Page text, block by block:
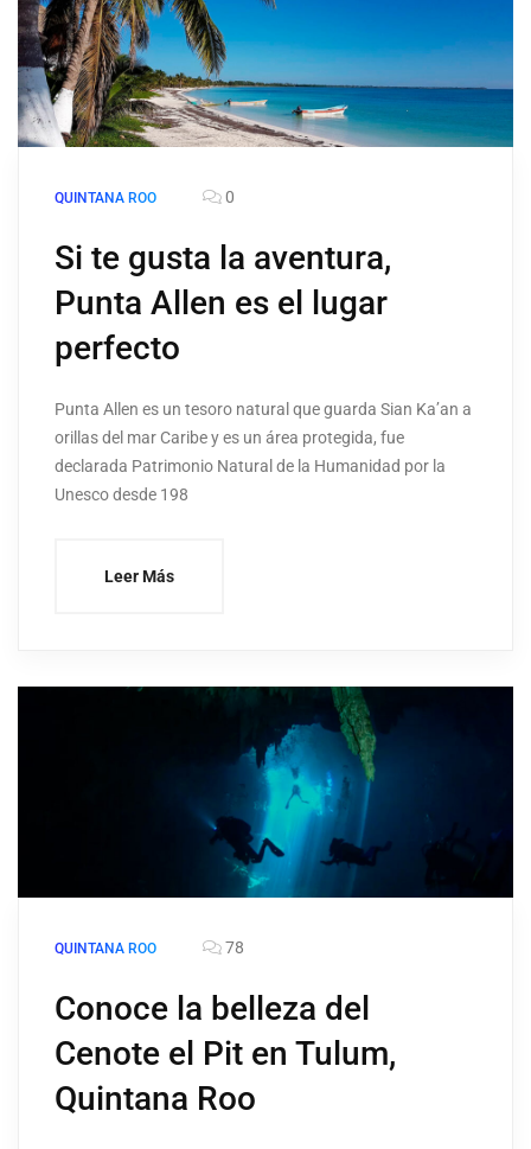
QUINTANA ROO 0
Si te gusta la aventura,
Punta Allen es el lugar
perfecto
Punta Allen es un tesoro natural que guarda Sian Ka’an a
orillas del mar Caribe y es un área protegida, fue
declarada Patrimonio Natural de la Humanidad por la
Unesco desde 198
Leer Más
QUINTANA ROO 78
Conoce la belleza del
Cenote el Pit en Tulum,
Quintana Roo